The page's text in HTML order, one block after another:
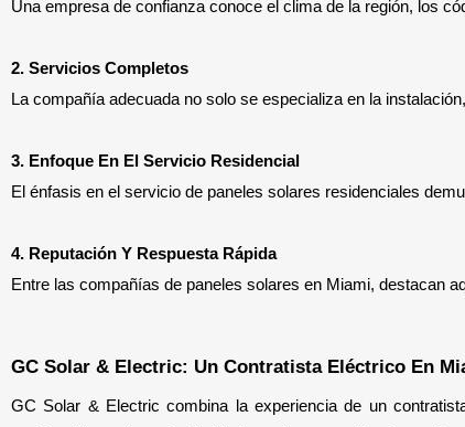
Una empresa de confianza conoce el clima de la región, los
2. Servicios Completos
La compañía adecuada no solo se especializa en la
3. Enfoque En El Servicio Residencial
El énfasis en el servicio de paneles solares residenciales
4. Reputación Y Respuesta Rápida
Entre las compañías de paneles solares en Miami, destacan
GC Solar & Electric: Un Contratista Eléctrico En
GC Solar & Electric combina la experiencia de un